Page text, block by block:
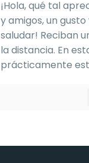
¡Hola, qué tal
y amigos, un
saludar! Reciban
la distancia. En
prácticamente